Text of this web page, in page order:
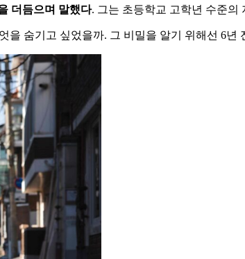
더듬으며 말했다. 그는 초등학교 고학년 수준의
을 숨기고 싶었을까. 그 비밀을 알기 위해선 6년